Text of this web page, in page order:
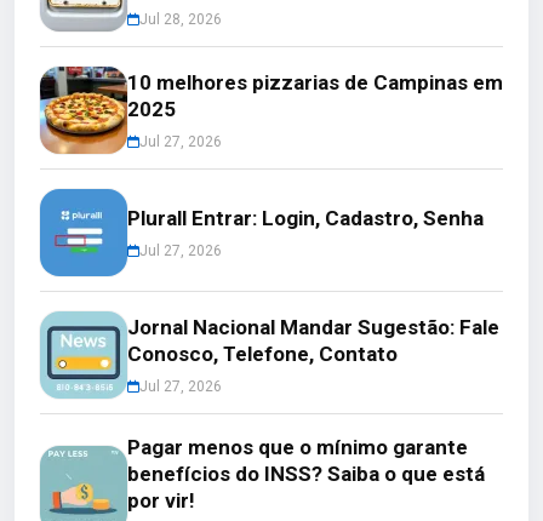
Jul 28, 2026
10 melhores pizzarias de Campinas em
2025
Jul 27, 2026
Plurall Entrar: Login, Cadastro, Senha
Jul 27, 2026
Jornal Nacional Mandar Sugestão: Fale
Conosco, Telefone, Contato
Jul 27, 2026
Pagar menos que o mínimo garante
benefícios do INSS? Saiba o que está
por vir!